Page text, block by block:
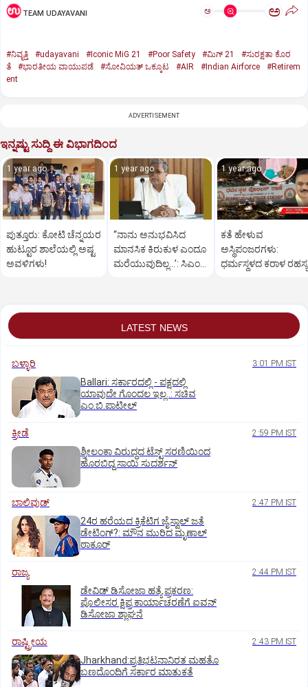
TEAM UDAYAVANI ಅ ಅ
#ನಿವೃತ್ತಿ #udayavani #Iconic MiG 21 #Poor Safety #ಮಿಗ್‌ 21
#ಸುರಕ್ಷತಾ ಕೊರ
ತೆ
#ಭಾರತೀಯ ವಾಯುಪಡೆ #ಸೋವಿಯತ್‌ ಒಕ್ಕೂಟ #AIR #Indian Airforce
#Retirem
ent
ADVERTISEMENT
ಇನ್ನಷ್ಟು ಸುದ್ದಿ ಈ ವಿಭಾಗದಿಂದ
1 year ago
ಪುತ್ತೂರು: ಕೋಟಿ ಚೆನ್ನಯರ
ಹುಟ್ಟೂರ ಶಾಲೆಯಲ್ಲಿ ಅಷ್ಟ
ಅವಳಿಗಳು!
1 year ago
“ನಾನು ಅನುಭವಿಸಿದ
ಮಾನಸಿಕ ಕಿರುಕುಳ ಎಂದೂ
ಮರೆಯುವುದಿಲ್ಲ…’: ಸಿಎಂ
1 year ago
ಕತೆ ಹೇಳುವ
ಅಸ್ಥಿಪಂಜರಗಳು:
ಧರ್ಮಸ್ಥಳದ‌ ಕರಾಳ ರಹಸ್ಯ
LATEST NEWS
ಬಳ್ಳಾರಿ 3:01 PM IST
Ballari: ಸರ್ಕಾರದಲ್ಲಿ - ಪಕ್ಷದಲ್ಲಿ
ಯಾವುದೇ ಗೊಂದಲ ಇಲ್ಲ..: ಸಚಿವ
ಎಂ.ಬಿ.ಪಾಟೀಲ್
ಕ್ರೀಡೆ 2:59 PM IST
ಶ್ರೀಲಂಕಾ ವಿರುದ್ಧದ ಟೆಸ್ಟ್ ಸರಣಿಯಿಂದ
ಹೊರಬಿದ್ದ ಸಾಯಿ ಸುದರ್ಶನ್
ಬಾಲಿವುಡ್‌ 2:47 PM IST
24ರ ಹರೆಯದ ಕ್ರಿಕೆಟಿಗ ಜೈಸ್ವಾಲ್‌ ಜತೆ
ಡೇಟಿಂಗ್?:‌ ಮೌನ ಮುರಿದ ಮೃಣಾಲ್‌
ಠಾಕೂರ್
ರಾಜ್ಯ 2:44 PM IST
ಡೇವಿಡ್ ಡಿಸೋಜಾ ಹತ್ಯೆ ಪ್ರಕರಣ:
ಪೊಲೀಸರ ಕ್ಷಿಪ್ರ ಕಾರ್ಯಾಚರಣೆಗೆ ಐವನ್
ಡಿಸೋಜಾ ಶ್ಲಾಘನೆ
ರಾಷ್ಟ್ರೀಯ 2:43 PM IST
Jharkhand:ಪ್ರತಿಭಟನಾನಿರತ ಮಹತೊ
ಬಣದೊಂದಿಗೆ ಸರ್ಕಾರ ಮಾತುಕತೆ